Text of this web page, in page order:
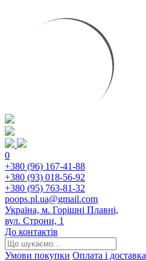
0
+380 (96) 167-41-88
+380 (93) 018-56-92
+380 (95) 763-81-32
poops.pl.ua@gmail.com
Україна, м. Горішні Плавні,
вул. Строни, 1
До контактів
Умови покупки Оплата і доставка